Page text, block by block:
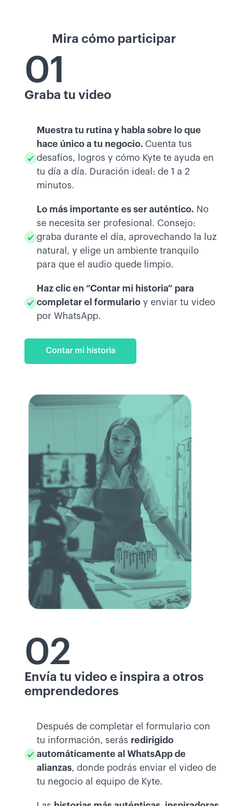
Mira cómo participar
01
Graba tu video
Muestra tu rutina y habla sobre lo que
hace único a tu negocio. Cuenta tus
desafíos, logros y cómo Kyte te ayuda en
tu día a día. Duración ideal: de 1 a 2
minutos.
Lo más importante es ser auténtico. No
se necesita ser profesional. Consejo:
graba durante el día, aprovechando la luz
natural, y elige un ambiente tranquilo
para que el audio quede limpio.
Haz clic en “Contar mi historia” para
completar el formulario y enviar tu video
por WhatsApp.
Contar mi historia
02
Envía tu video e inspira a otros
emprendedores
Después de completar el formulario con
tu información, serás redirigido
automáticamente al WhatsApp de
alianzas, donde podrás enviar el video de
tu negocio al equipo de Kyte.